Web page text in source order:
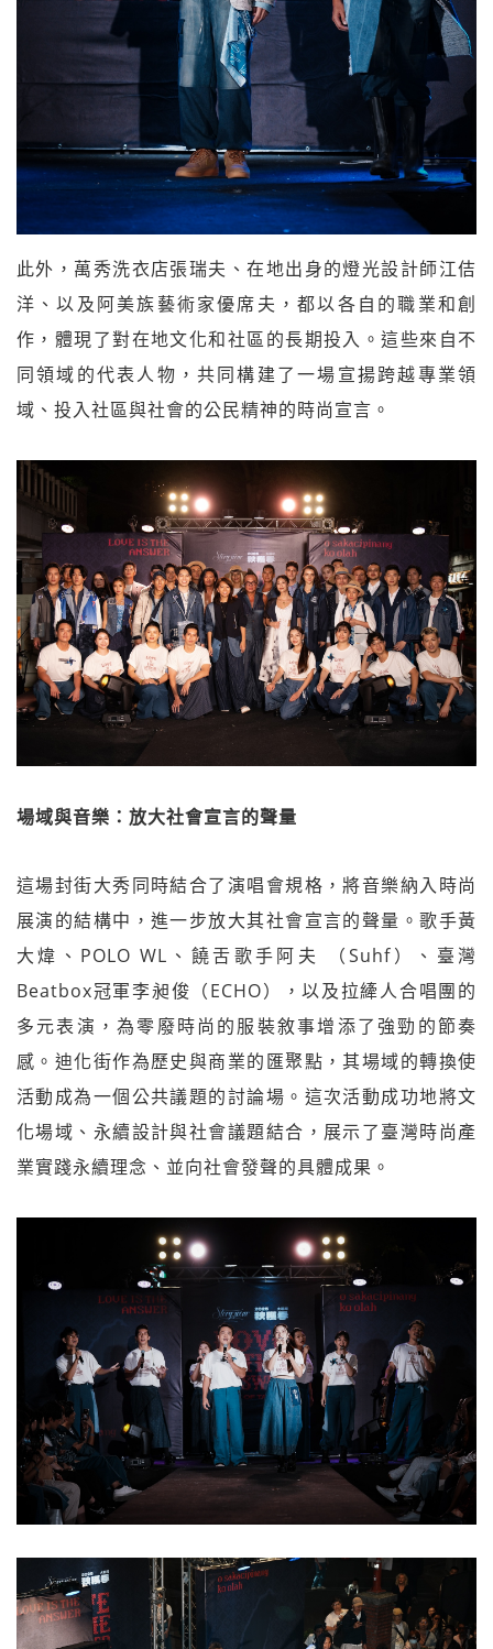
此外，萬秀洗衣店張瑞夫、在地出身的燈光設計師江佶
洋、以及阿美族藝術家優席夫，都以各自的職業和創
作，體現了對在地文化和社區的長期投入。這些來自不
同領域的代表人物，共同構建了一場宣揚跨越專業領
域、投入社區與社會的公民精神的時尚宣言。
場域與音樂：放大社會宣言的聲量
這場封街大秀同時結合了演唱會規格，將音樂納入時尚
展演的結構中，進一步放大其社會宣言的聲量。歌手黃
大煒、POLO WL、饒舌歌手阿夫 （Suhf）、臺灣
Beatbox冠軍李昶俊（ECHO），以及拉縴人合唱團的
多元表演，為零廢時尚的服裝敘事增添了強勁的節奏
感。迪化街作為歷史與商業的匯聚點，其場域的轉換使
活動成為一個公共議題的討論場。這次活動成功地將文
化場域、永續設計與社會議題結合，展示了臺灣時尚產
業實踐永續理念、並向社會發聲的具體成果。